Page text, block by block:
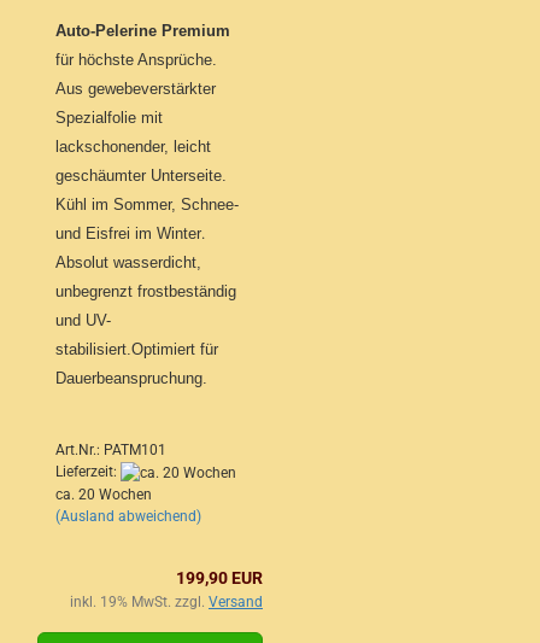
Auto-Pelerine Premium
für höchste Ansprüche.
Aus gewebeverstärkter
Spezialfolie mit
lackschonender, leicht
geschäumter Unterseite.
Kühl im Sommer, Schnee-
und Eisfrei im Winter.
Absolut wasserdicht,
unbegrenzt frostbeständig
und UV-
stabilisiert.Optimiert für
Dauerbeanspruchung.
Art.Nr.: PATM101
Lieferzeit:
ca. 20 Wochen
(Ausland abweichend)
199,90 EUR
inkl. 19% MwSt. zzgl. Versand